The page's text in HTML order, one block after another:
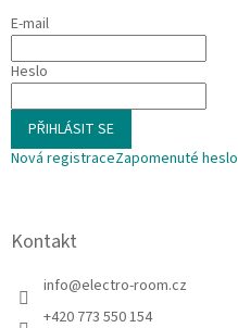
E-mail
Heslo
PŘIHLÁSIT SE
Nová registraceZapomenuté heslo
Kontakt
info@electro-room.cz
+420 773 550 154